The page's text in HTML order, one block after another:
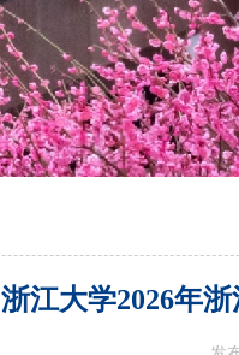
浙江大学2026年